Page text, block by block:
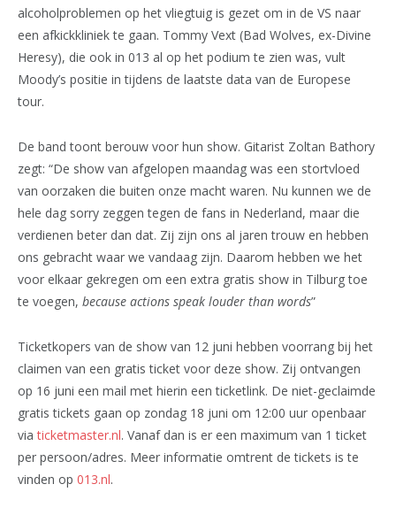
alcoholproblemen op het vliegtuig is gezet om in de VS naar
een afkickkliniek te gaan. Tommy Vext (Bad Wolves, ex-Divine
Heresy), die ook in 013 al op het podium te zien was, vult
Moody’s positie in tijdens de laatste data van de Europese
tour.
De band toont berouw voor hun show. Gitarist Zoltan Bathory
zegt: “De show van afgelopen maandag was een stortvloed
van oorzaken die buiten onze macht waren. Nu kunnen we de
hele dag sorry zeggen tegen de fans in Nederland, maar die
verdienen beter dan dat. Zij zijn ons al jaren trouw en hebben
ons gebracht waar we vandaag zijn. Daarom hebben we het
voor elkaar gekregen om een extra gratis show in Tilburg toe
te voegen, because actions speak louder than words”
Ticketkopers van de show van 12 juni hebben voorrang bij het
claimen van een gratis ticket voor deze show. Zij ontvangen
op 16 juni een mail met hierin een ticketlink. De niet-geclaimde
gratis tickets gaan op zondag 18 juni om 12:00 uur openbaar
viaticketmaster.nl. Vanaf dan is er een maximum van 1 ticket
per persoon/adres. Meer informatie omtrent de tickets is te
vinden op 013.nl.